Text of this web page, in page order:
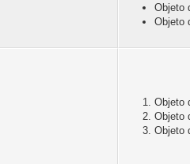
Objeto
Objeto
Objeto
Objeto
Objeto